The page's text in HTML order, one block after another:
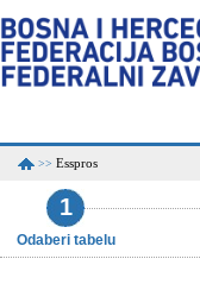
>> Esspros
1
Odaberi tabelu